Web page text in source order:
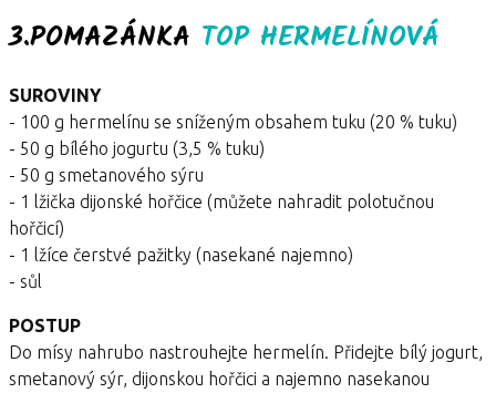
3.POMAZÁNKA TOP HERMELÍNOVÁ
SUROVINY
- 100 g hermelínu se sníženým obsahem tuku (20 % tuku)
- 50 g bílého jogurtu (3,5 % tuku)
- 50 g smetanového sýru
- 1 lžička dijonské hořčice (můžete nahradit polotučnou
hořčicí)
- 1 lžíce čerstvé pažitky (nasekané najemno)
- sůl
POSTUP
Do mísy nahrubo nastrouhejte hermelín. Přidejte bílý jogurt,
smetanový sýr, dijonskou hořčici a najemno nasekanou